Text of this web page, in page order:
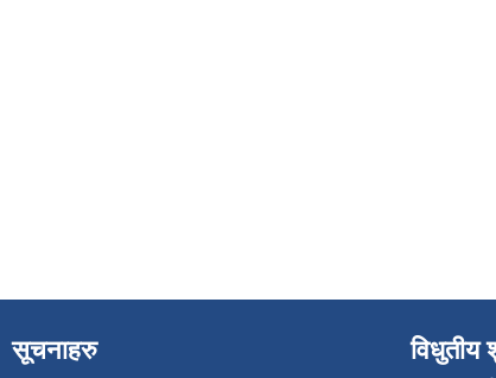
सूचनाहरु विधुतीय